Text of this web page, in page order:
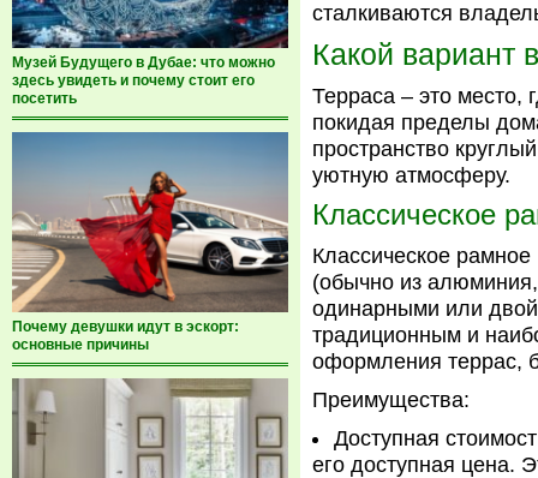
Музей Будущего в Дубае: что можно
здесь увидеть и почему стоит его
посетить
Почему девушки идут в эскорт:
основные причины
сталкиваются
Какой вариант
Терраса – это место,
покидая пределы
пространство
уютную атмосферу.
Классическое
Классическое
(обычно из
одинарными или
традиционным и
оформления террас,
Преимущества:
Доступная
его доступная цена.